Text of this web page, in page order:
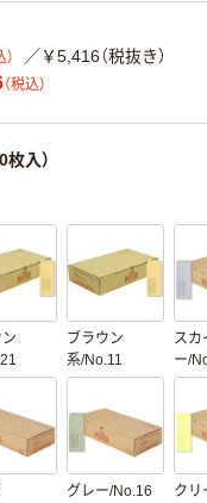
）
／￥5,416（税抜き）
（税込）
入）
ブラウン
系/No.11
スカ
ー/
グレー/No.16 クリ